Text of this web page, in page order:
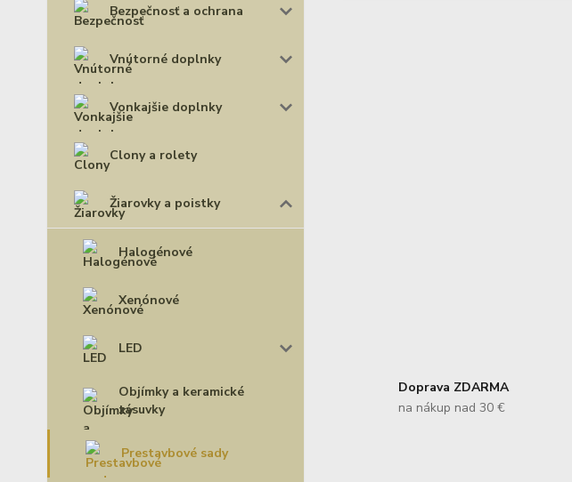
Bezpečnosť a ochrana
Vnútorné doplnky
Vonkajšie doplnky
Clony a rolety
Žiarovky a poistky
Halogénové
Xenónové
LED
Objímky a keramické
zásuvky
Prestavbové sady
Doprava ZDARMA
na nákup nad 30 €